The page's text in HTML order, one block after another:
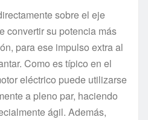
sobre el eje
convertir su potencia más
para ese impulso extra al
Como es típico en el
eléctrico puede utilizarse
a pleno par, haciendo
ágil. Además,